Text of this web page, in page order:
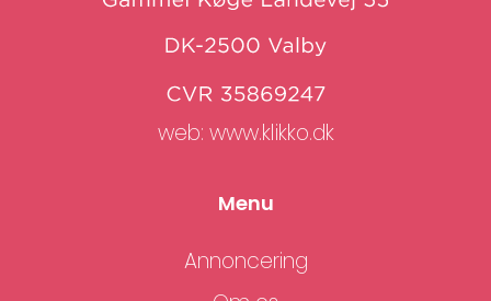
web: www.klikko.dk
Menu
Annoncering